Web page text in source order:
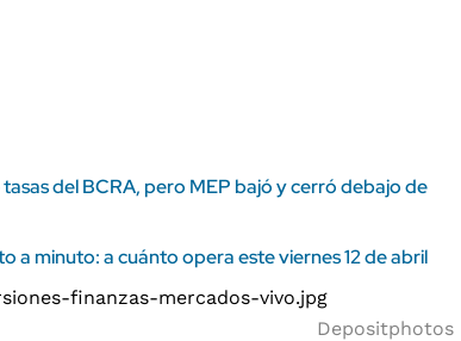
del BCRA, pero MEP bajó y cerró debajo de
a minuto: a cuánto opera este viernes 12 de abril
Depositphotos